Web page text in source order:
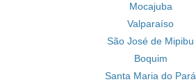
Mocajuba
Valparaíso
São José de Mipibu
Boquim
Santa Maria do Pará